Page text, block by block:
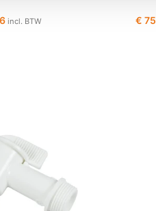
incl. BTW €